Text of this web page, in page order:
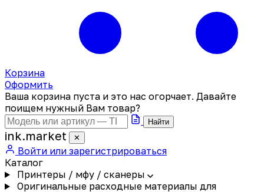
Корзина
Оформить
Ваша корзина пуста и это нас огорчает. Давайте
поищем нужный Вам товар?
Найти
ink.market ✕
Войти или зарегистрироваться
Каталог
Принтеры / мфу / сканеры
Оригинальные расходные материалы для